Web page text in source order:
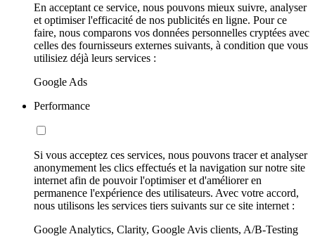
En acceptant ce service, nous pouvons mieux suivre, analyser
et optimiser l'efficacité de nos publicités en ligne. Pour ce
faire, nous comparons vos données personnelles cryptées avec
celles des fournisseurs externes suivants, à condition que vous
utilisiez déjà leurs services :
Google Ads
Performance
Si vous acceptez ces services, nous pouvons tracer et analyser
anonymement les clics effectués et la navigation sur notre site
internet afin de pouvoir l'optimiser et d'améliorer en
permanence l'expérience des utilisateurs. Avec votre accord,
nous utilisons les services tiers suivants sur ce site internet :
Google Analytics, Clarity, Google Avis clients, A/B-Testing